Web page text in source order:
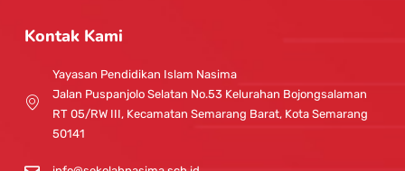
t
a
g
r
a
m
t
u
b
e
Kontak Kami
Yayasan Pendidikan Islam Nasima
Jalan Puspanjolo Selatan No.53 Kelurahan Bojongsalaman
RT 05/RW III, Kecamatan Semarang Barat, Kota Semarang
50141